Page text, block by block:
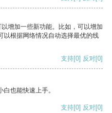
增加一些新功能。比如，可以增加
以根据网络情况自动选择最优的线
支持[0] 反对[0]
也能快速上手。
支持[0] 反对[0]